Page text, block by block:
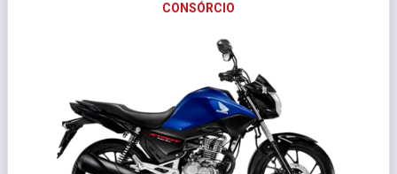
CONSÓRCIO